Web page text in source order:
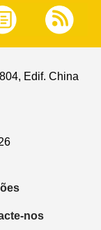
Edif. China
nos